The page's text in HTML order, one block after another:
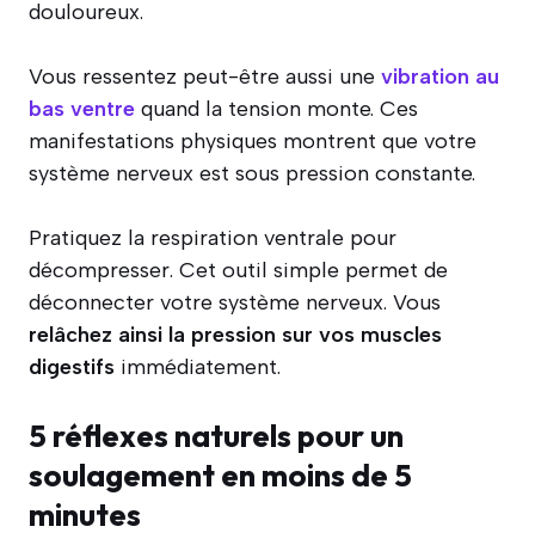
douloureux.
Vous ressentez peut-être aussi une vibration au
bas ventre quand la tension monte. Ces
manifestations physiques montrent que votre
système nerveux est sous pression constante.
Pratiquez la respiration ventrale pour
décompresser. Cet outil simple permet de
déconnecter votre système nerveux. Vous
relâchez ainsi la pression sur vos muscles
digestifs immédiatement.
5 réflexes naturels pour un
soulagement en moins de 5
minutes